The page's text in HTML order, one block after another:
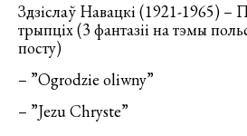
Здзіслаў Навацкі (1921-1965) –
трыпціх (3 фантазіі на тэмы
посту)
– ”Ogrodzie oliwny”
– ”Jezu Chryste”